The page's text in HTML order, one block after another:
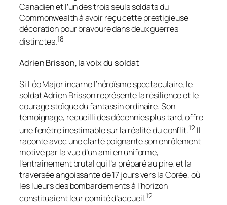
Canadien et l’un des trois seuls soldats du
Commonwealth à avoir reçu cette prestigieuse
décoration pour bravoure dans deux guerres
distinctes.18
Adrien Brisson, la voix du soldat
Si Léo Major incarne l’héroïsme spectaculaire, le
soldat Adrien Brisson représente la résilience et le
courage stoïque du fantassin ordinaire. Son
témoignage, recueilli des décennies plus tard, offre
une fenêtre inestimable sur la réalité du conflit.12 Il
raconte avec une clarté poignante son enrôlement
motivé par la vue d’un ami en uniforme,
l’entraînement brutal qui l’a préparé au pire, et la
traversée angoissante de 17 jours vers la Corée, où
les lueurs des bombardements à l’horizon
constituaient leur comité d’accueil.12